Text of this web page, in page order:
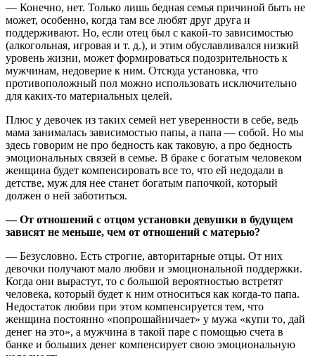
— Конечно, нет. Только лишь бедная семья причиной быть не
может, особенно, когда там все любят друг друга и
поддерживают. Но, если отец был с какой-то зависимостью
(алкогольная, игровая и т. д.), и этим обуславливался низкий
уровень жизни, может формироваться подозрительность к
мужчинам, недоверие к ним. Отсюда установка, что
противоположный пол можно использовать исключительно
для каких-то материальных целей.
Плюс у девочек из таких семей нет уверенности в себе, ведь
мама занималась зависимостью папы, а папа — собой. Но мы
здесь говорим не про бедность как таковую, а про бедность
эмоциональных связей в семье. В браке с богатым человеком
женщина будет компенсировать все то, что ей недодали в
детстве, муж для нее станет богатым папочкой, который
должен о ней заботиться.
— От отношений с отцом установки девушки в будущем
зависят не меньше, чем от отношений с матерью?
— Безусловно. Есть строгие, авторитарные отцы. От них
девочки получают мало любви и эмоциональной поддержки.
Когда они вырастут, то с большой вероятностью встретят
человека, который будет к ним относиться как когда-то папа.
Недостаток любви при этом компенсируется тем, что
женщина постоянно «попрошайничает» у мужа «купи то, дай
денег на это», а мужчина в такой паре с помощью счета в
банке и больших денег компенсирует свою эмоциональную